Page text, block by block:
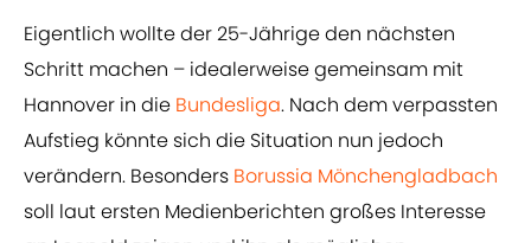
Eigentlich wollte der 25-Jährige den nächsten
Schritt machen – idealerweise gemeinsam mit
Hannover in die Bundesliga. Nach dem verpassten
Aufstieg könnte sich die Situation nun jedoch
verändern. Besonders Borussia Mönchengladbach
soll laut ersten Medienberichten großes Interesse